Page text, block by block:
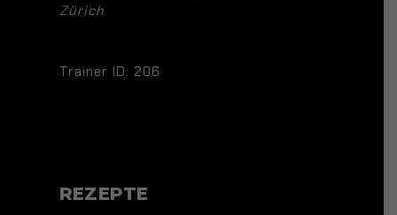
Zürich
Trainer ID: 206
REZEPTE